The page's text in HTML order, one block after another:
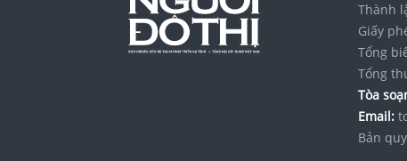
Thành
Giấy
Tổng
Tổng
Tòa
Email:
Bản